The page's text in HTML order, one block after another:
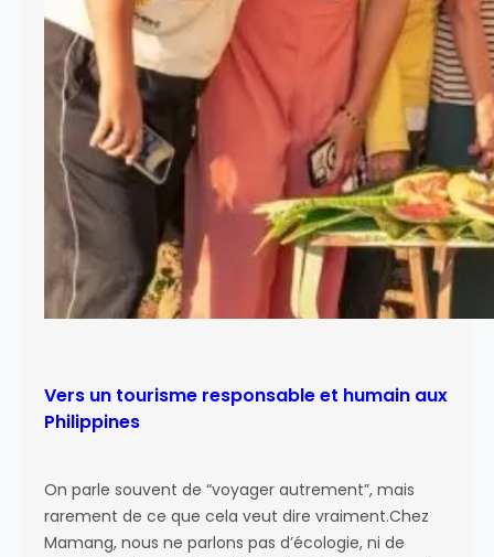
Vers un tourisme responsable et humain aux
Philippines
On parle souvent de “voyager autrement”, mais
rarement de ce que cela veut dire vraiment.Chez
Mamang, nous ne parlons pas d’écologie, ni de